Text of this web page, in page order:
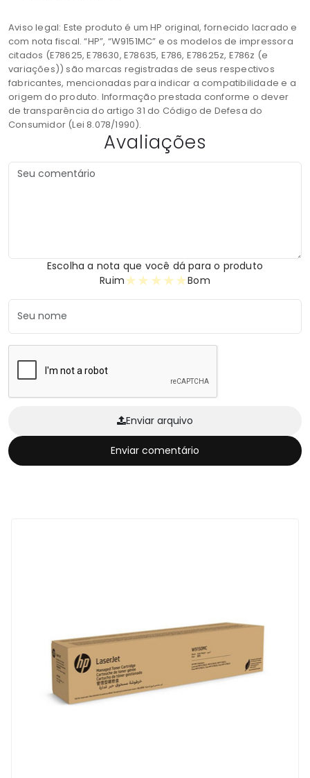
Aviso legal: Este produto é um HP original, fornecido lacrado e
com nota fiscal. “HP”, “W9151MC” e os modelos de impressora
citados (E78625, E78630, E78635, E786, E78625z, E786z (e
variações)) são marcas registradas de seus respectivos
fabricantes, mencionadas para indicar a compatibilidade e a
origem do produto. Informação prestada conforme o dever
de transparência do artigo 31 do Código de Defesa do
Consumidor (Lei 8.078/1990).
Avaliações
Escolha a nota que você dá para o produto
Ruim
★
★
★
★
★ Bom
Enviar arquivo
Enviar comentário